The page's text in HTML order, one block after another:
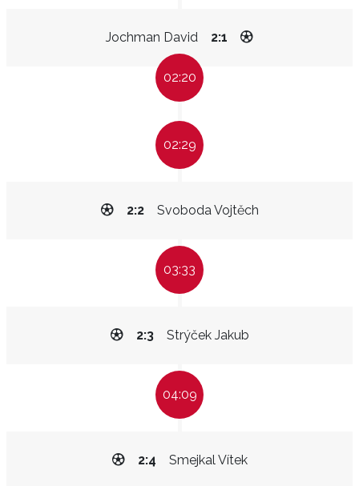
Jochman David 2:1
02:20
02:29
Svoboda Vojtěch
2:2
03:33
Strýček Jakub
2:3
04:09
Smejkal Vítek
2:4